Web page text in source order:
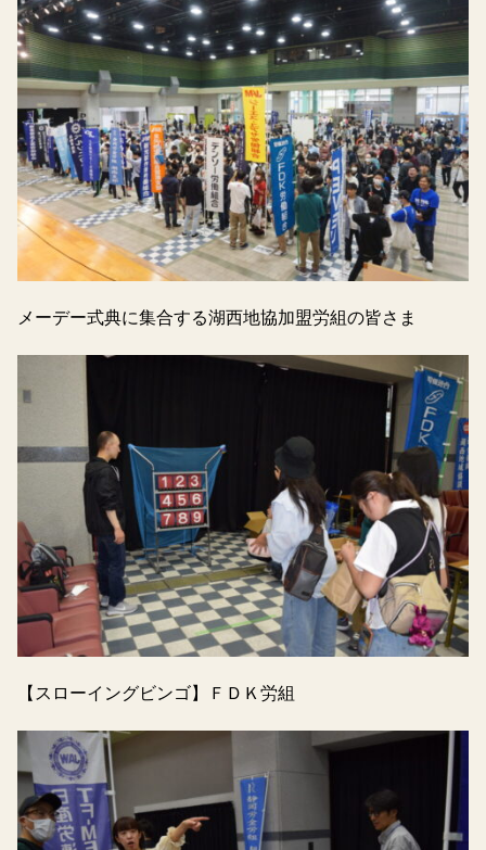
メーデー式典に集合する湖西地協加盟労組の皆さま
【スローイングビンゴ】ＦＤＫ労組